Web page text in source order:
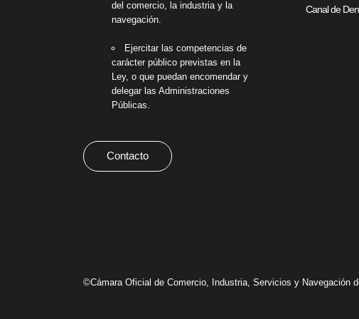
del comercio, la industria y la
navegación.
Ejercitar las competencias de
carácter público previstas en la
Ley, o que puedan encomendar y
delegar las Administraciones
Públicas.
Contacto
Canal de
©Cámara Oficial de Comercio, Industria, Servicios y Navegación